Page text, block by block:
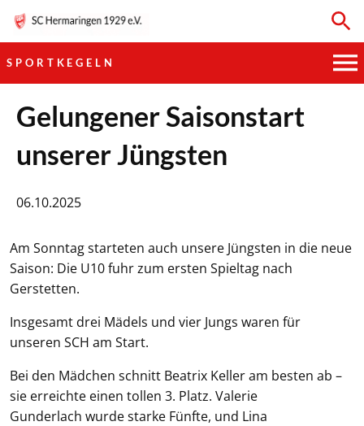
SPORTKEGELN
HAUPTVEREIN
TISCHTENNIS
BOGENSCHIESSEN
Gelungener Saisonstart
unserer Jüngsten
06.10.2025
Am Sonntag starteten auch unsere Jüngsten in die neue
Saison: Die U10 fuhr zum ersten Spieltag nach
Gerstetten.
Insgesamt drei Mädels und vier Jungs waren für
unseren SCH am Start.
Bei den Mädchen schnitt Beatrix Keller am besten ab –
sie erreichte einen tollen 3. Platz. Valerie
Gunderlach wurde starke Fünfte, und Lina